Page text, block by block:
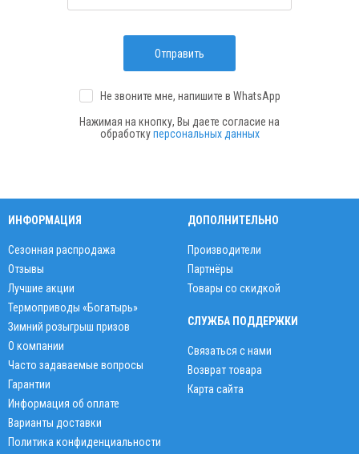
Отправить
Не звоните мне, напишите в WhatsApp
Нажимая на кнопку, Вы даете согласие на
обработкуперсональных данных
ИНФОРМАЦИЯ
Сезонная распродажа
Отзывы
Лучшие акции
Термоприводы «Богатырь»
Зимний розыгрыш призов
О компании
Часто задаваемые вопросы
Гарантии
Информация об оплате
Варианты доставки
Политика конфиденциальности
ДОПОЛНИТЕЛЬНО
Производители
Партнёры
Товары со скидкой
СЛУЖБА ПОДДЕРЖКИ
Связаться с нами
Возврат товара
Карта сайта